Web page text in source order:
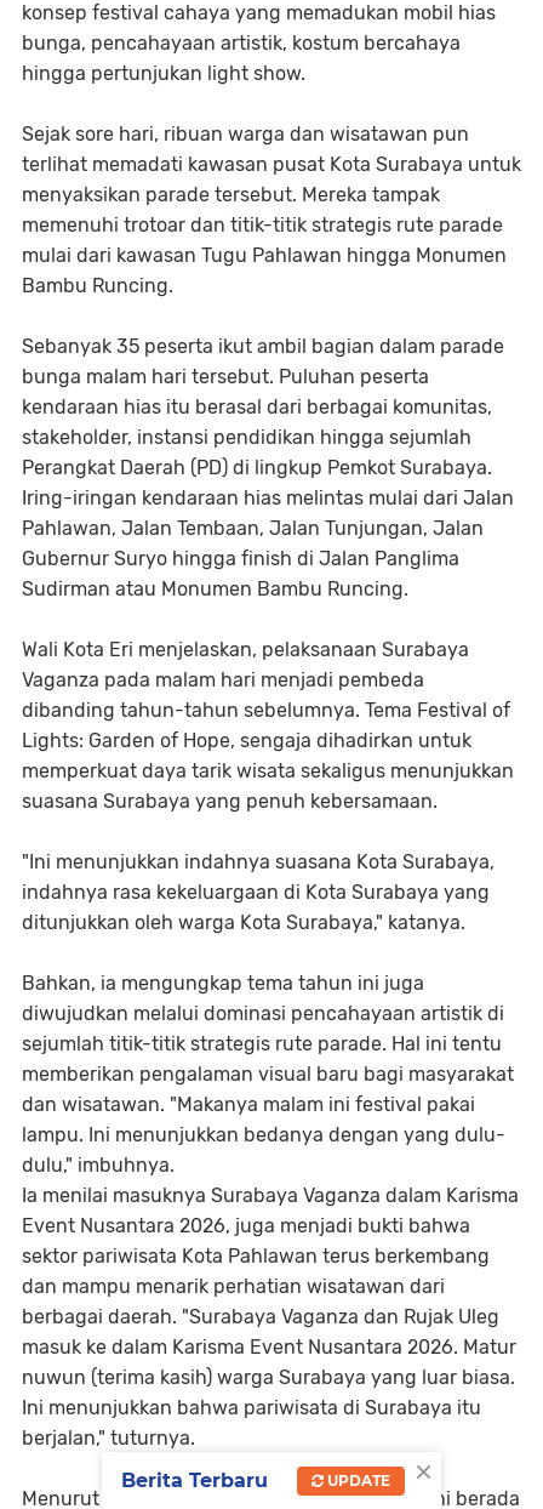
konsep festival cahaya yang memadukan mobil hias
bunga, pencahayaan artistik, kostum bercahaya
hingga pertunjukan light show.
Sejak sore hari, ribuan warga dan wisatawan pun
terlihat memadati kawasan pusat Kota Surabaya untuk
menyaksikan parade tersebut. Mereka tampak
memenuhi trotoar dan titik-titik strategis rute parade
mulai dari kawasan Tugu Pahlawan hingga Monumen
Bambu Runcing.
Sebanyak 35 peserta ikut ambil bagian dalam parade
bunga malam hari tersebut. Puluhan peserta
kendaraan hias itu berasal dari berbagai komunitas,
stakeholder, instansi pendidikan hingga sejumlah
Perangkat Daerah (PD) di lingkup Pemkot Surabaya.
Iring-iringan kendaraan hias melintas mulai dari Jalan
Pahlawan, Jalan Tembaan, Jalan Tunjungan, Jalan
Gubernur Suryo hingga finish di Jalan Panglima
Sudirman atau Monumen Bambu Runcing.
Wali Kota Eri menjelaskan, pelaksanaan Surabaya
Vaganza pada malam hari menjadi pembeda
dibanding tahun-tahun sebelumnya. Tema Festival of
Lights: Garden of Hope, sengaja dihadirkan untuk
memperkuat daya tarik wisata sekaligus menunjukkan
suasana Surabaya yang penuh kebersamaan.
"Ini menunjukkan indahnya suasana Kota Surabaya,
indahnya rasa kekeluargaan di Kota Surabaya yang
ditunjukkan oleh warga Kota Surabaya," katanya.
Bahkan, ia mengungkap tema tahun ini juga
diwujudkan melalui dominasi pencahayaan artistik di
sejumlah titik-titik strategis rute parade. Hal ini tentu
memberikan pengalaman visual baru bagi masyarakat
dan wisatawan. "Makanya malam ini festival pakai
lampu. Ini menunjukkan bedanya dengan yang dulu-
dulu," imbuhnya.
Ia menilai masuknya Surabaya Vaganza dalam Karisma
Event Nusantara 2026, juga menjadi bukti bahwa
sektor pariwisata Kota Pahlawan terus berkembang
dan mampu menarik perhatian wisatawan dari
berbagai daerah. "Surabaya Vaganza dan Rujak Uleg
masuk ke dalam Karisma Event Nusantara 2026. Matur
nuwun (terima kasih) warga Surabaya yang luar biasa.
Ini menunjukkan bahwa pariwisata di Surabaya itu
berjalan," tuturnya.
Menurut dia, antusiasme pengunjung tahun ini berada
×
Berita Terbaru UPDATE